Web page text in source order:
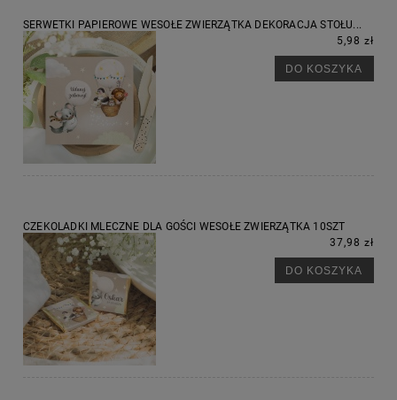
SERWETKI PAPIEROWE WESOŁE ZWIERZĄTKA DEKORACJA STOŁU...
5,98 zł
DO KOSZYKA
CZEKOLADKI MLECZNE DLA GOŚCI WESOŁE ZWIERZĄTKA 10SZT
37,98 zł
DO KOSZYKA